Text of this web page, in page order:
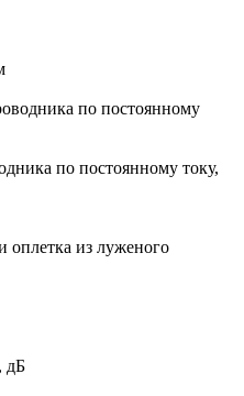
по постоянному
по постоянному току,
оплетка из луженого
дБ